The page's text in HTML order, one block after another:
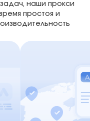
наши прокси
простоя и